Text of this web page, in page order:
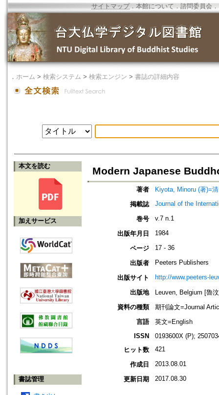
サイトマップ．本館について ． 諮問委員会 ．
． ホーム > 検索システム > 検索エンジン > 書誌の詳細内容
本文を読む
加えサービス
書誌管理
Modern Japanese
著者
Kiyota, Minoru (著)=
掲載誌
Journal of the
巻号 v.7 n.1
出版年月日 1984
ページ 17 - 36
出版者 Peeters Publishers
出版サイト http://www.peeters-
出版地
Leuven, Belgium [魯
資料の種類
期刊論文=Journal
言語
英文=English
ISSN
0193600X (P);
ヒット数
421
作成日 2013.08.01
更新日期 2017.08.30